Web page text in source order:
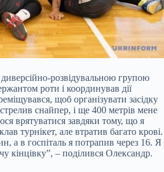
розвідувальною групою
роти і координував дії
щоб організувати засідку
снайпер, і ще 400 метрів мене
врятуватися завдяки тому, що я
турнікет, але втратив багато крові.
а в госпіталь я потрапив через 16. Я
кінцівку”, – поділився Олександр.